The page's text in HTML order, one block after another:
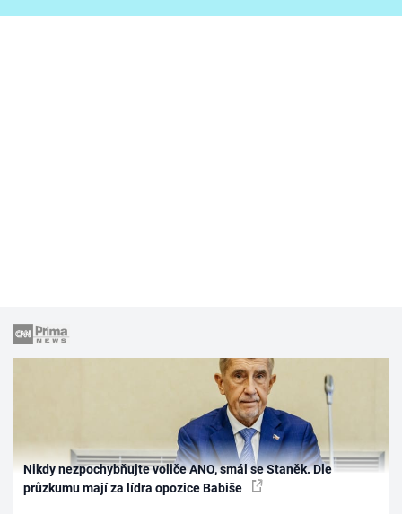
Nikdy nezpochybňujte voliče ANO, smál se Staněk. Dle
průzkumu mají za lídra opozice Babiše